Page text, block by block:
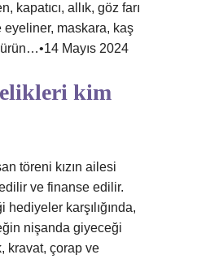
kapatıcı, allık, göz farı
maskara, kaş
Mayıs 2024
kim
töreni kızın ailesi
ve finanse edilir.
hediyeler karşılığında,
nişanda giyeceği
kravat, çorap ve